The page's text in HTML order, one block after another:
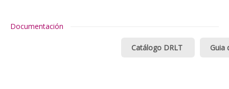
Documentación
Catálogo DRLT Guia